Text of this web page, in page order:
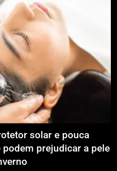
solar e pouca
prejudicar a pele